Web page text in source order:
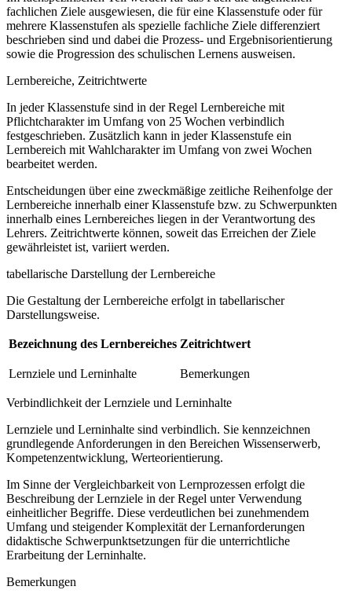
fachlichen Ziele ausgewiesen, die für eine Klassenstufe oder für
mehrere Klassenstufen als spezielle fachliche Ziele differenziert
beschrieben sind und dabei die Prozess- und Ergebnisorientierung
sowie die Progression des schulischen Lernens ausweisen.
Lernbereiche, Zeitrichtwerte
In jeder Klassenstufe sind in der Regel Lernbereiche mit
Pflichtcharakter im Umfang von 25 Wochen verbindlich
festgeschrieben. Zusätzlich kann in jeder Klassenstufe ein
Lernbereich mit Wahlcharakter im Umfang von zwei Wochen
bearbeitet werden.
Entscheidungen über eine zweckmäßige zeitliche Reihenfolge der
Lernbereiche innerhalb einer Klassenstufe bzw. zu Schwerpunkten
innerhalb eines Lernbereiches liegen in der Verantwortung des
Lehrers. Zeitrichtwerte können, soweit das Erreichen der Ziele
gewährleistet ist, variiert werden.
tabellarische Darstellung der Lernbereiche
Die Gestaltung der Lernbereiche erfolgt in tabellarischer
Darstellungsweise.
Bezeichnung des Lernbereiches Zeitrichtwert
Lernziele und Lerninhalte Bemerkungen
Verbindlichkeit der Lernziele und Lerninhalte
Lernziele und Lerninhalte sind verbindlich. Sie kennzeichnen
grundlegende Anforderungen in den Bereichen Wissenserwerb,
Kompetenzentwicklung, Werteorientierung.
Im Sinne der Vergleichbarkeit von Lernprozessen erfolgt die
Beschreibung der Lernziele in der Regel unter Verwendung
einheitlicher Begriffe. Diese verdeutlichen bei zunehmendem
Umfang und steigender Komplexität der Lernanforderungen
didaktische Schwerpunktsetzungen für die unterrichtliche
Erarbeitung der Lerninhalte.
Bemerkungen